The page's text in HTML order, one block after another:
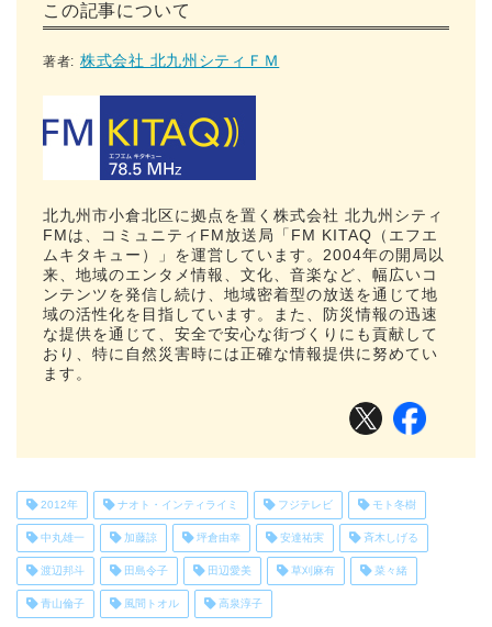
この記事について
著者: 株式会社 北九州シティＦＭ
北九州市小倉北区に拠点を置く株式会社 北九州シティ
FMは、コミュニティFM放送局「FM KITAQ（エフエ
ムキタキュー）」を運営しています。2004年の開局以
来、地域のエンタメ情報、文化、音楽など、幅広いコ
ンテンツを発信し続け、地域密着型の放送を通じて地
域の活性化を目指しています。また、防災情報の迅速
な提供を通じて、安全で安心な街づくりにも貢献して
おり、特に自然災害時には正確な情報提供に努めてい
ます。
2012年 ナオト・インティライミ フジテレビ モト冬樹
中丸雄一 加藤諒 坪倉由幸 安達祐実 斉木しげる
渡辺邦斗 田島令子 田辺愛美 草刈麻有 菜々緒
青山倫子 風間トオル 高泉淳子